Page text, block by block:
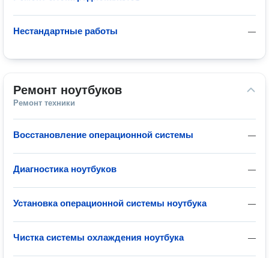
—
Нестандартные работы
Ремонт ноутбуков
Ремонт техники
—
Восстановление операционной системы
—
Диагностика ноутбуков
—
Установка операционной системы ноутбука
—
Чистка системы охлаждения ноутбука